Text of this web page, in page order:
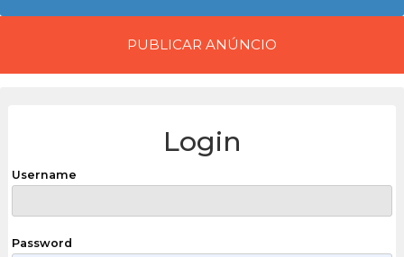
PUBLICAR ANÚNCIO
Login
Username
Password